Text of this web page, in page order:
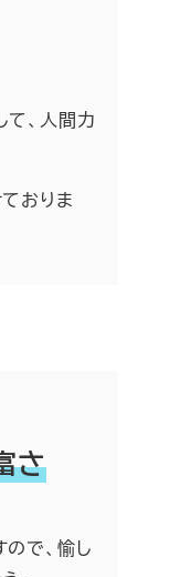
、人間力
おりま
さ
で、愉し